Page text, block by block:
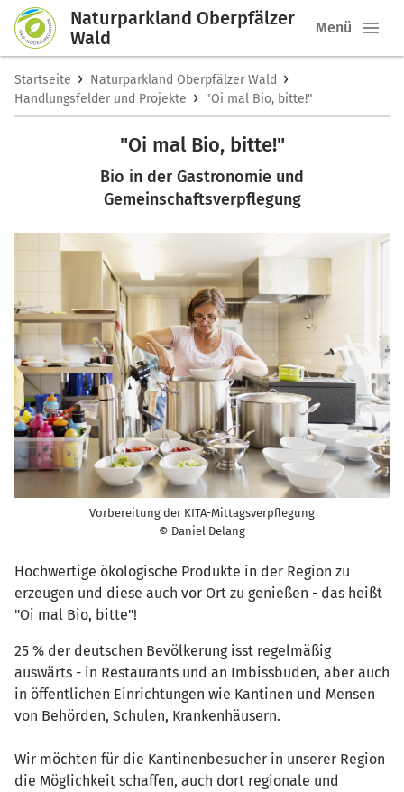
Naturparkland Oberpfälzer
Wald
Menü
Startseite › Naturparkland Oberpfälzer Wald ›
Handlungsfelder und Projekte › "Oi mal Bio, bitte!"
"Oi mal Bio, bitte!"
Bio in der Gastronomie und
Gemeinschaftsverpflegung
Vorbereitung der KITA-Mittagsverpflegung
© Daniel Delang
Hochwertige ökologische Produkte in der Region zu
erzeugen und diese auch vor Ort zu genießen - das heißt
"Oi mal Bio, bitte"!
25 % der deutschen Bevölkerung isst regelmäßig
auswärts - in Restaurants und an Imbissbuden, aber auch
in öffentlichen Einrichtungen wie Kantinen und Mensen
von Behörden, Schulen, Krankenhäusern.
Wir möchten für die Kantinenbesucher in unserer Region
die Möglichkeit schaffen, auch dort regionale und